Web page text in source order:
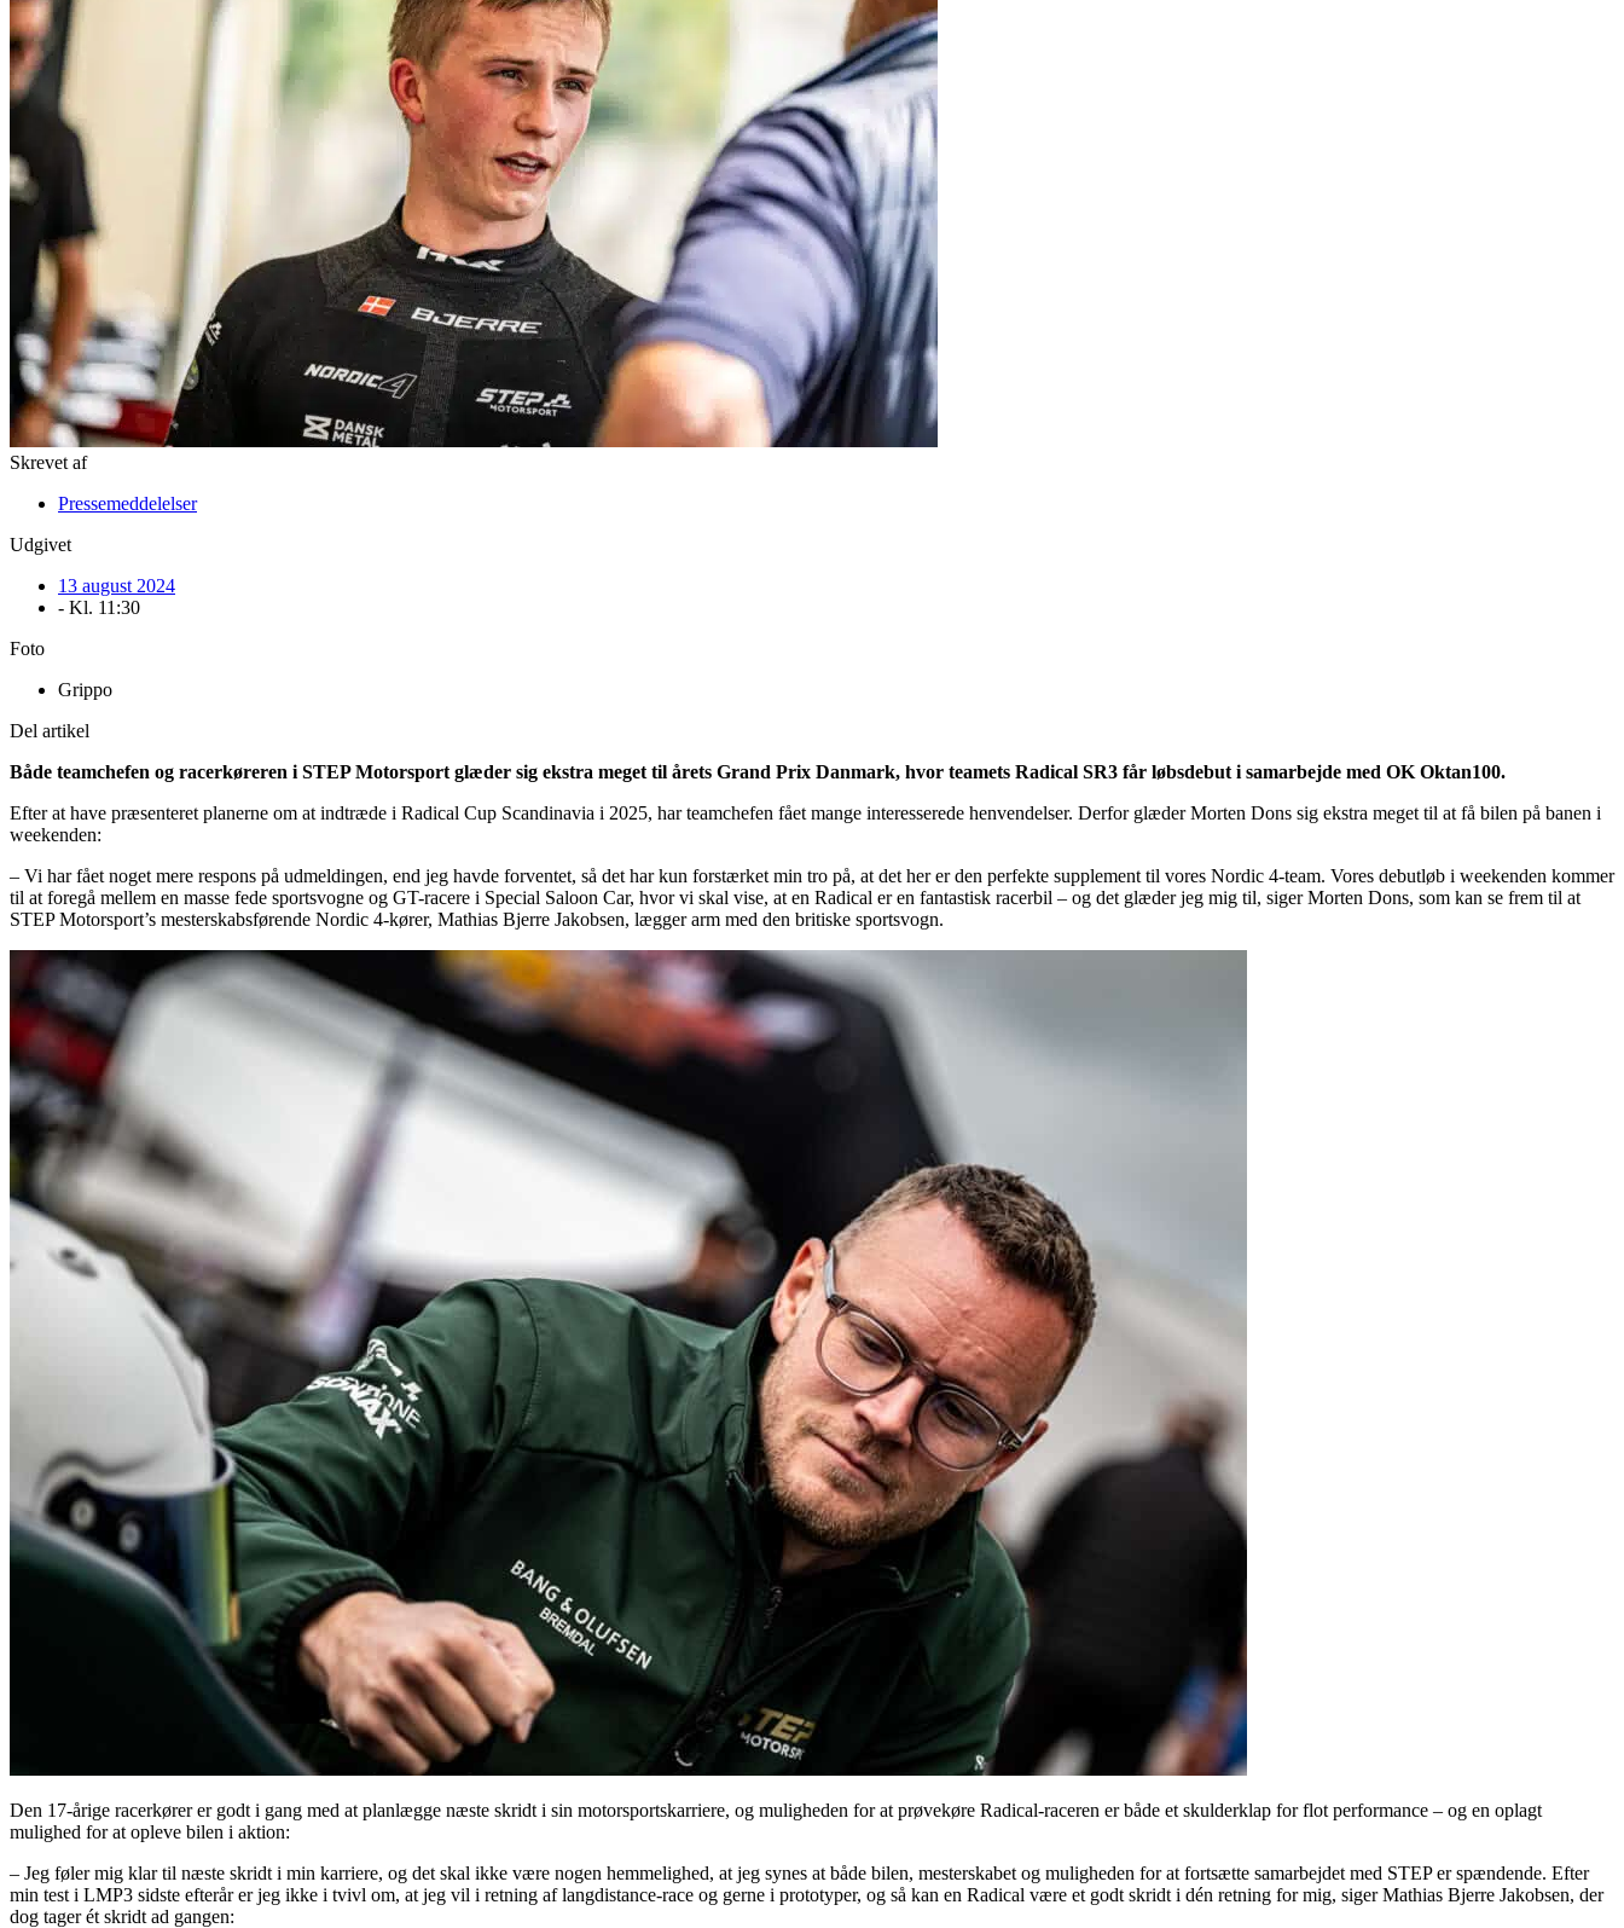
Skrevet af
Pressemeddelelser
Udgivet
13 august 2024
- Kl. 11:30
Foto
Grippo
Del artikel
Både teamchefen og racerkøreren i STEP Motorsport glæder sig ekstra meget til årets Grand Prix Danmark, hvor teamets Radical SR3 får løbsdebut i samarbejde med OK Oktan100.
Efter at have præsenteret planerne om at indtræde i Radical Cup Scandinavia i 2025, har teamchefen fået mange interesserede henvendelser. Derfor glæder Morten Dons sig ekstra meget til at få bilen på banen i
weekenden:
– Vi har fået noget mere respons på udmeldingen, end jeg havde forventet, så det har kun forstærket min tro på, at det her er den perfekte supplement til vores Nordic 4-team. Vores debutløb i weekenden kommer
til at foregå mellem en masse fede sportsvogne og GT-racere i Special Saloon Car, hvor vi skal vise, at en Radical er en fantastisk racerbil – og det glæder jeg mig til, siger Morten Dons, som kan se frem til at
STEP Motorsport’s mesterskabsførende Nordic 4-kører, Mathias Bjerre Jakobsen, lægger arm med den britiske sportsvogn.
Den 17-årige racerkører er godt i gang med at planlægge næste skridt i sin motorsportskarriere, og muligheden for at prøvekøre Radical-raceren er både et skulderklap for flot performance – og en oplagt
mulighed for at opleve bilen i aktion:
– Jeg føler mig klar til næste skridt i min karriere, og det skal ikke være nogen hemmelighed, at jeg synes at både bilen, mesterskabet og muligheden for at fortsætte samarbejdet med STEP er spændende. Efter
min test i LMP3 sidste efterår er jeg ikke i tvivl om, at jeg vil i retning af langdistance-race og gerne i prototyper, og så kan en Radical være et godt skridt i dén retning for mig, siger Mathias Bjerre Jakobsen, der
dog tager ét skridt ad gangen: